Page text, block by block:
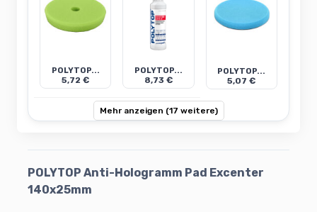
POLYTOP...
5,72 €
POLYTOP...
8,73 €
POLYTOP...
5,07 €
Mehr anzeigen (17 weitere)
POLYTOP Anti-Hologramm Pad Excenter
140x25mm